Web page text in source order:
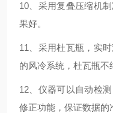
10、采用复叠压缩机
果好。
11、采用杜瓦瓶，实
的风冷系统，杜瓦瓶不
12、仪器可以自动检
修正功能，保证数据的